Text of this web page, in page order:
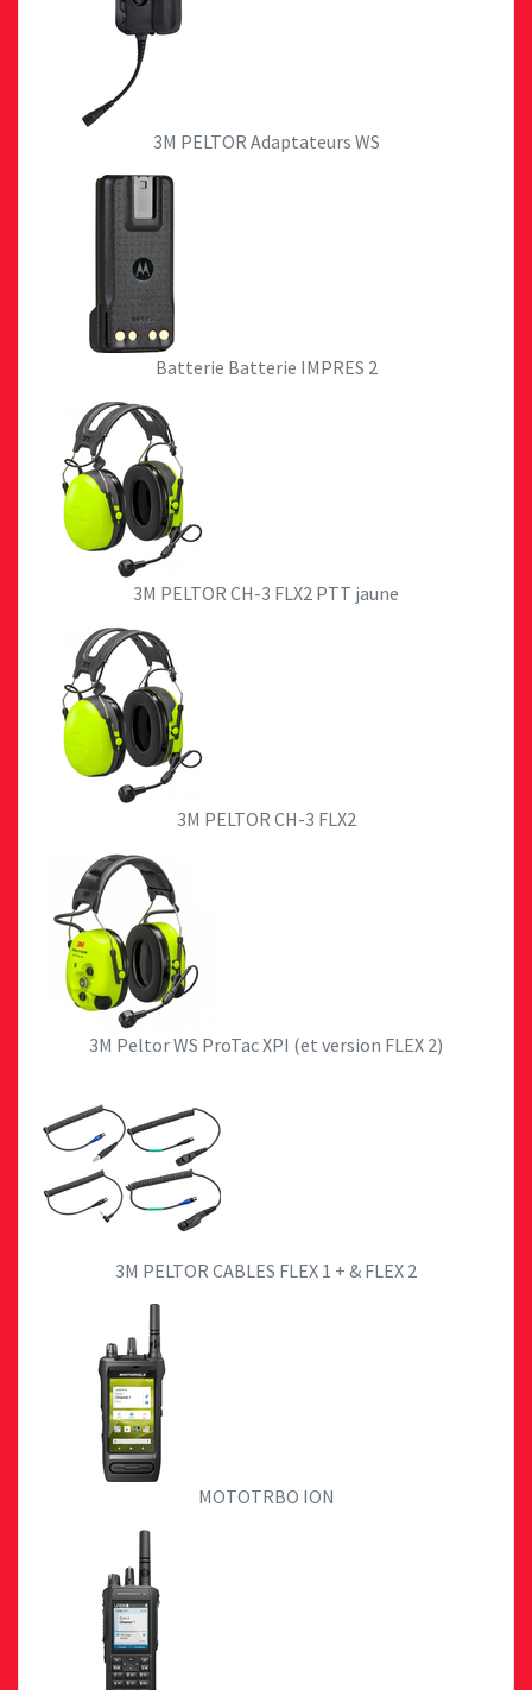
3M PELTOR Adaptateurs WS
Batterie Batterie IMPRES 2
3M PELTOR CH-3 FLX2 PTT jaune
3M PELTOR CH-3 FLX2
3M Peltor WS ProTac XPI (et version FLEX 2)
3M PELTOR CABLES FLEX 1 + & FLEX 2
MOTOTRBO ION